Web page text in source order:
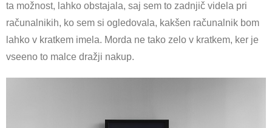
ta možnost, lahko obstajala, saj sem to zadnjič videla pri
računalnikih, ko sem si ogledovala, kakšen računalnik bom
lahko v kratkem imela. Morda ne tako zelo v kratkem, ker je
vseeno to malce dražji nakup.